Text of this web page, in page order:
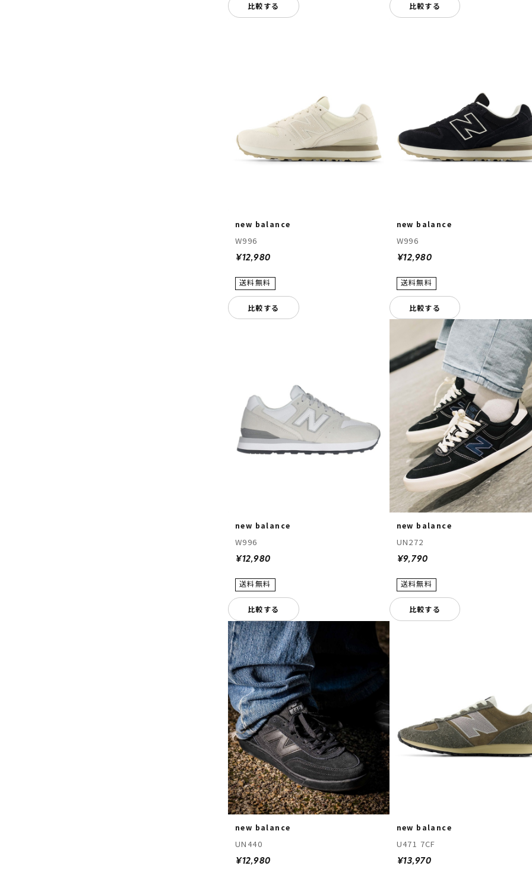
比較する 比較する
new balance
W996
¥12,980
比較する
new balance
W996
¥12,980
比較する
new balance
W996
¥12,980
比較する
new balance
UN272
¥9,790
比較する
new balance
UN440
¥12,980
new balance
U471 7CF
¥13,970